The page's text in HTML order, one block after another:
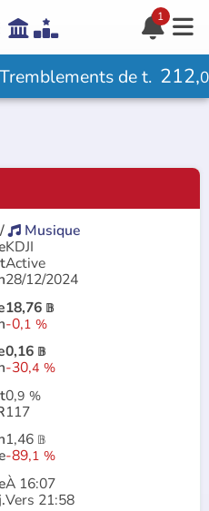
  
1 
 Aide
Rejoindre le jeu
Tremblements de t. 212,
/ Musique
KDJI
Active
28/12/2024
18,76 𝔹
-0,1 %
0,16 𝔹
-30,4 %
0,9 %
117
1,46 𝔹
-89,1 %
À 16:07
Vers 21:58